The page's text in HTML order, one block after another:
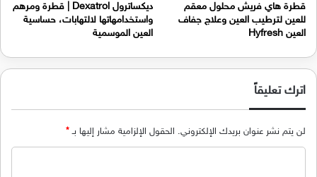
قطرة هاي فريش محلول معقم
للعين لترطيب العين وعلاج جفاف
العين Hyfresh
ديكساترول Dexatrol | قطرة ومرهم
واستخدامهاتها لالتهابات، حساسية
العين الموسمية
اترك تعليقاً
لن يتم نشر عنوان بريدك الإلكتروني. الحقول الإلزامية مشار إليها بـ*